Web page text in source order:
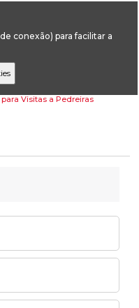
conexão) para facilitar a
Visitas a Pedreiras